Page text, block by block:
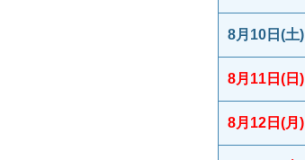
8月10日(土)
8月11日(日)
8月12日(月)